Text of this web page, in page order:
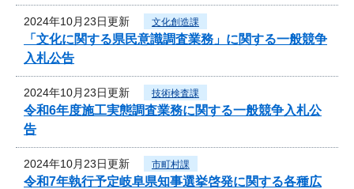
2024年10月23日更新 文化創造課
「文化に関する県民意識調査業務」に関する一般競争
入札公告
2024年10月23日更新 技術検査課
令和6年度施工実態調査業務に関する一般競争入札公
告
2024年10月23日更新 市町村課
令和7年執行予定岐阜県知事選挙啓発に関する各種広